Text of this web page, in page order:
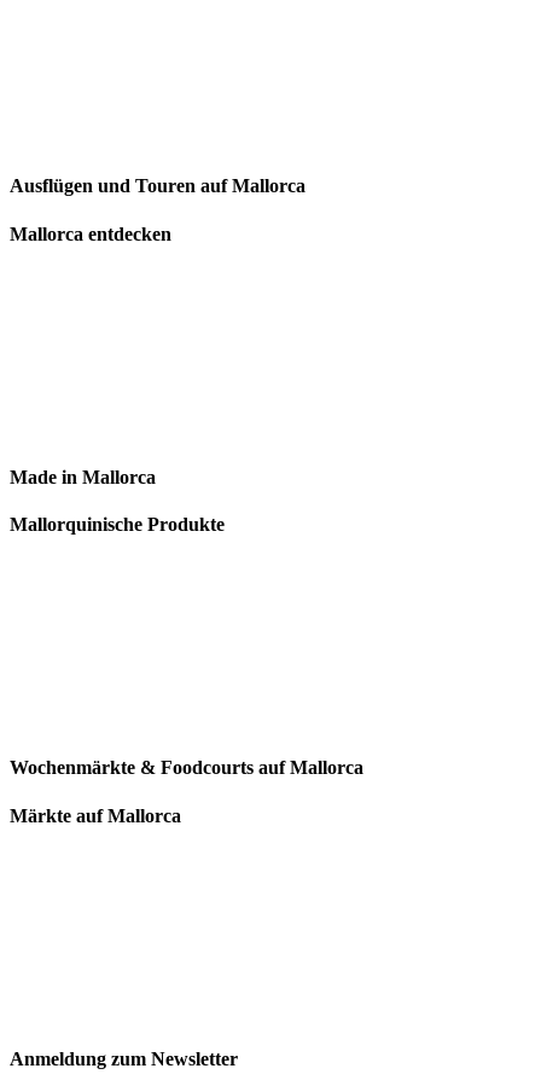
Ausflügen und Touren auf Mallorca
Mallorca entdecken
Made in Mallorca
Mallorquinische Produkte
Wochenmärkte & Foodcourts auf Mallorca
Märkte auf Mallorca
Anmeldung zum Newsletter